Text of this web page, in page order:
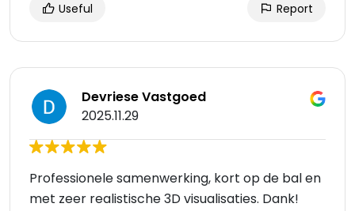
Useful Report
Devriese Vastgoed
2025.11.29
Professionele samenwerking, kort op de bal en
met zeer realistische 3D visualisaties. Dank!